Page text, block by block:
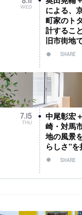
WED
による、
町家のト
計するこ
旧市街地
SHARE
7.15
THU
中尾彰宏
崎・対馬
地の風景
らしさ”
SHARE